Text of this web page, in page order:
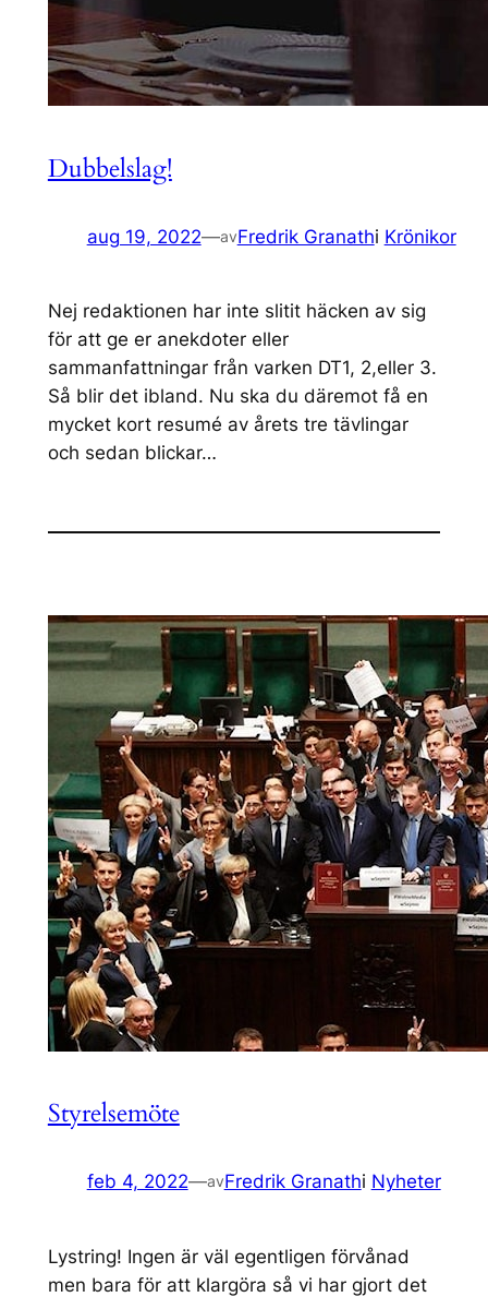
Dubbelslag!
aug 19, 2022—avFredrik Granathi Krönikor
Nej redaktionen har inte slitit häcken av sig
för att ge er anekdoter eller
sammanfattningar från varken DT1, 2,eller 3.
Så blir det ibland. Nu ska du däremot få en
mycket kort resumé av årets tre tävlingar
och sedan blickar…
Styrelsemöte
feb 4, 2022—avFredrik Granathi Nyheter
Lystring! Ingen är väl egentligen förvånad
men bara för att klargöra så vi har gjort det